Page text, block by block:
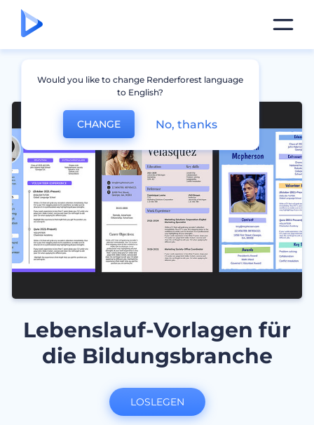
Lebenslauf-Vorlagen für
die Bildungsbranche
LOSLEGEN
Would you like to change Renderforest language
to English?
CHANGE No, thanks